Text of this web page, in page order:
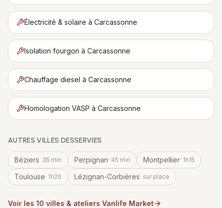
Électricité & solaire à Carcassonne
Isolation fourgon à Carcassonne
Chauffage diesel à Carcassonne
Homologation VASP à Carcassonne
AUTRES VILLES DESSERVIES
Béziers· 35 min Perpignan· 45 min Montpellier· 1h15
Toulouse· 1h20 Lézignan-Corbières· sur place
Voir les 10 villes & ateliers Vanlife Market